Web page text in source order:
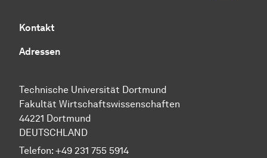
Kontakt
Adressen
Technische Universität Dortmund
Fakultät Wirtschaftswissenschaften
44221 Dortmund
DEUTSCHLAND
Telefon: +49 231 755 5914